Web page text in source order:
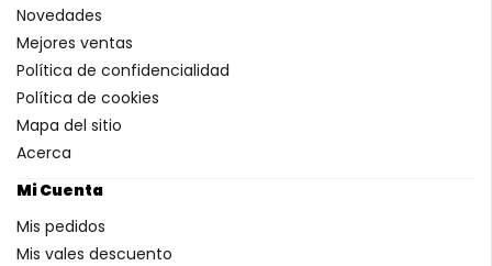
Novedades
Mejores ventas
Política de confidencialidad
Política de cookies
Mapa del sitio
Acerca
Mi Cuenta
Mis pedidos
Mis vales descuento